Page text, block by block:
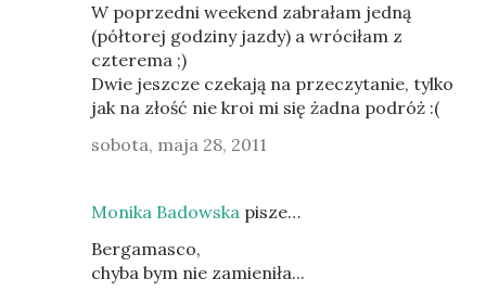
W poprzedni weekend zabrałam jedną
(półtorej godziny jazdy) a wróciłam z
czterema ;)
Dwie jeszcze czekają na przeczytanie, tylko
jak na złość nie kroi mi się żadna podróż :(
sobota, maja 28, 2011
Monika Badowska pisze…
Bergamasco,
chyba bym nie zamieniła...